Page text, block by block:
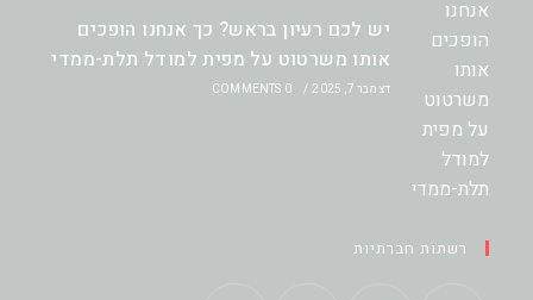
יש לכם רעיון בראש? כך אנחנו הופכים
אותו משרטוט על מפית למודל תלת-ממדי
דצמבר 7, 2025 /
0 COMMENTS
רשתות חברתיות